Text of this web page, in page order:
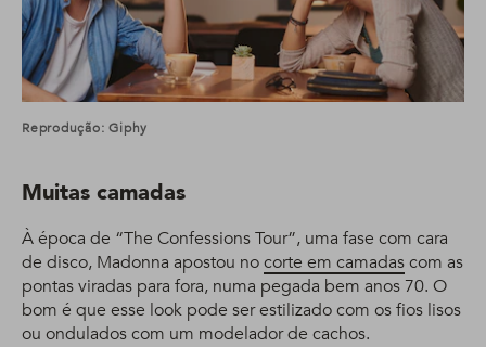
Reprodução: Giphy
Muitas camadas
À época de “The Confessions Tour”, uma fase com cara
de disco, Madonna apostou nocorte em camadascom as
pontas viradas para fora, numa pegada bem anos 70. O
bom é que esse look pode ser estilizado com os fios lisos
ou ondulados com um modelador de cachos.